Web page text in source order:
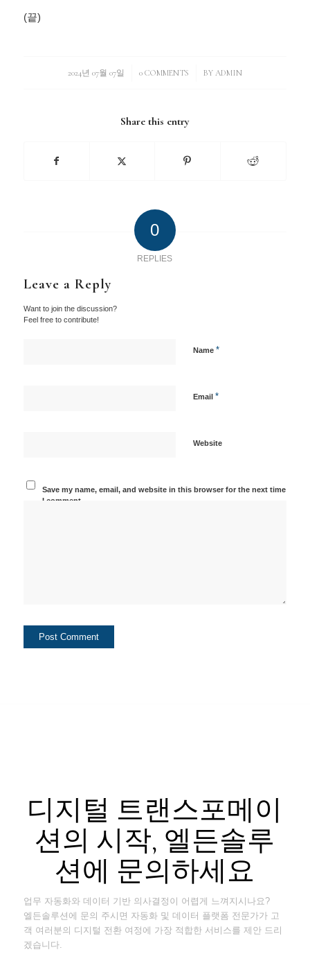
(끝)
2024년 07월 07일
/ 0 COMMENTS
/ BY ADMIN
Share this entry
0
REPLIES
Leave a Reply
Want to join the discussion?
Feel free to contribute!
Name *
Email *
Website
Save my name, email, and website in this browser for the next time
I comment.
디지털 트랜스포메이
션의 시작, 엘든솔루
션에 문의하세요
업무 자동화와 데이터 기반 의사결정이 어렵게 느껴지시나요?
엘든솔루션에 문의 주시면 자동화 및 데이터 플랫폼 전문가가 고
객 여러분의 디지털 전환 여정에 가장 적합한 서비스를 제안 드리
겠습니다.